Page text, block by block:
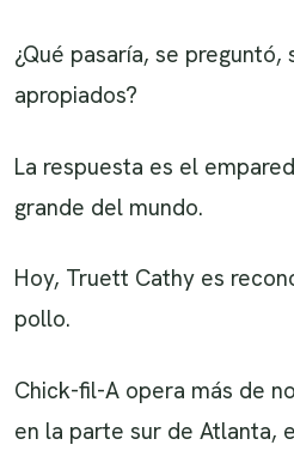
¿Qué pasaría, se
apropiados?
La respuesta es el
grande del mundo.
Hoy, Truett Cathy es
pollo.
Chick-fil-A opera más de
en la parte sur de Atlanta,